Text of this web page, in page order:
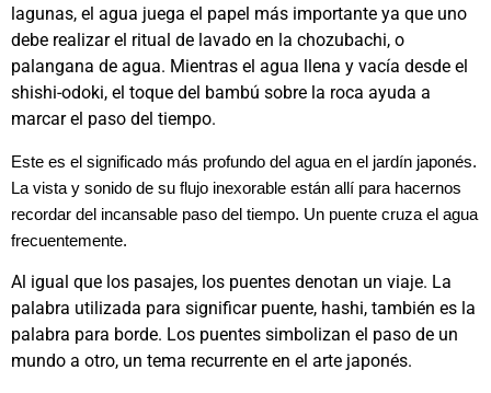
lagunas, el agua juega el papel más importante ya que uno
debe realizar el ritual de lavado en la chozubachi, o
palangana de agua. Mientras el agua llena y vacía desde el
shishi-odoki, el toque del bambú sobre la roca ayuda a
marcar el paso del tiempo.
Este es el significado más profundo del agua en el jardín japonés.
La vista y sonido de su flujo inexorable están allí para hacernos
recordar del incansable paso del tiempo. Un puente cruza el agua
frecuentemente.
Al igual que los pasajes, los puentes denotan un viaje. La
palabra utilizada para significar puente, hashi, también es la
palabra para borde. Los puentes simbolizan el paso de un
mundo a otro, un tema recurrente en el arte japonés.